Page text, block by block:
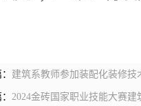
建筑系教师参加装配化装修
2024金砖国家职业技能大赛